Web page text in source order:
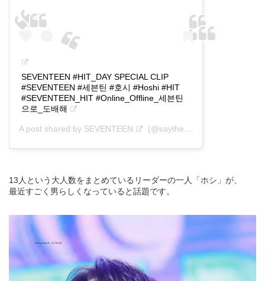
SEVENTEEN #HIT_DAY SPECIAL CLIP
#SEVENTEEN #세븐틴 #호시 #Hoshi #HIT
#SEVENTEEN_HIT #Online_Offline_세븐틴
으로_도배해
A post shared by SEVENTEEN (@saythename_17) on
13人という大人数をまとめているリーダーの一人「ホシ」が、
最近すごく男らしくなっていると話題です。